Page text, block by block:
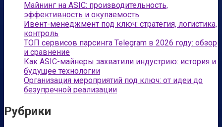
Майнинг на ASIC: производительность,
эффективность и окупаемость
Ивент-менеджмент под ключ: стратегия, логистика,
контроль
ТОП сервисов парсинга Telegram в 2026 году: обзор
и сравнение
Как ASIC-майнеры захватили индустрию: история и
будущее технологии
Организация мероприятий под ключ: от идеи до
безупречной реализации
Рубрики